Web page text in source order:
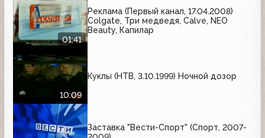
01:41
Реклама (Первый канал, 17.04.2008)
Colgate, Три медведя, Calve, NEO
Beauty, Капилар
10:09
Куклы (НТВ, 3.10.1999) Ночной дозор
Заставка "Вести-Спорт" (Спорт, 2007-